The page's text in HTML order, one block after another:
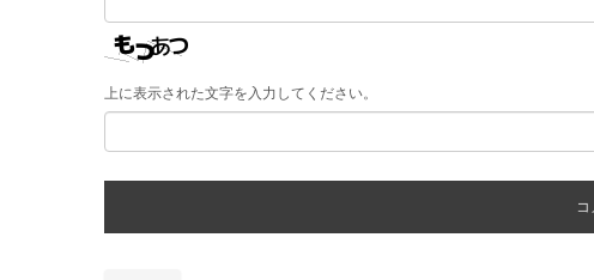
上に表示された文字を入力してください。